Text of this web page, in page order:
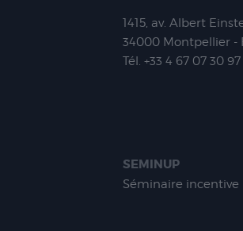
1415, av. Albert
34000 Montpellier -
Tél. +33 4 67 07 30 97
SEMINUP
Séminaire incentive